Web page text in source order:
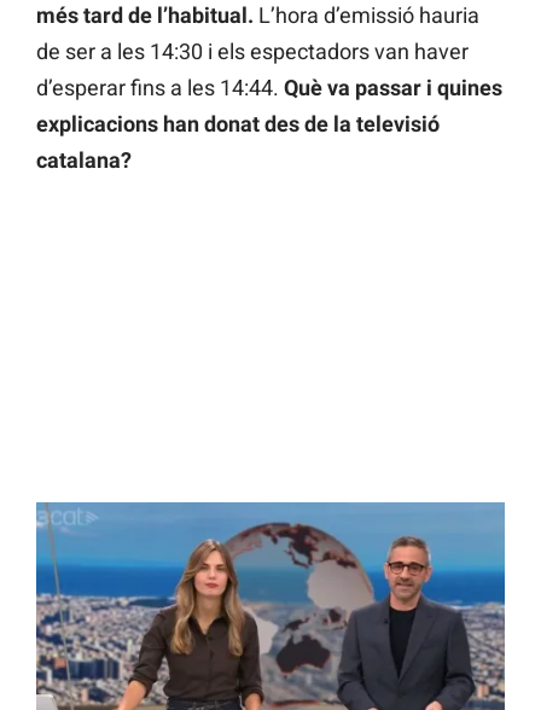
més tard de l’habitual. L’hora d’emissió hauria
de ser a les 14:30 i els espectadors van haver
d’esperar fins a les 14:44. Què va passar i quines
explicacions han donat des de la televisió
catalana?